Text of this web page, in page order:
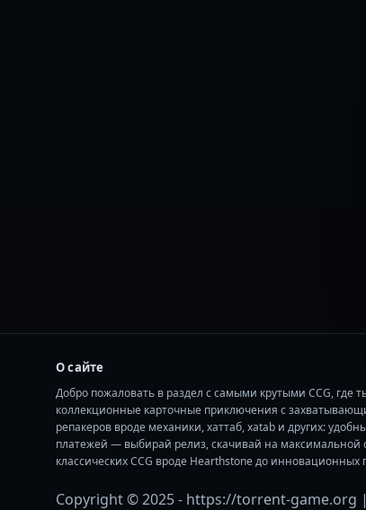
О сайте
Добро пожаловать в раздел с самыми крутыми CCG,
коллекционные карточные приключения с
репакеров вроде механики, хаттаб, xatab и других:
платежей — выбирай релиз, скачивай на максимальной
классических CCG вроде Hearthstone до
Copyright © 2025 - https://torrent-